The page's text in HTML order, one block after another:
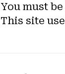
You must be
This site